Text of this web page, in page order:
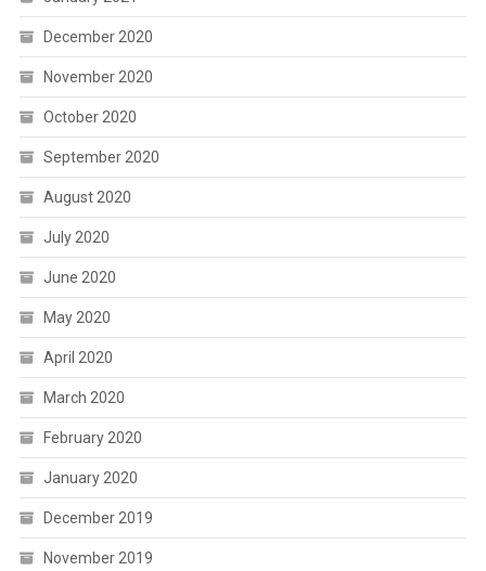
December 2020
November 2020
October 2020
September 2020
August 2020
July 2020
June 2020
May 2020
April 2020
March 2020
February 2020
January 2020
December 2019
November 2019